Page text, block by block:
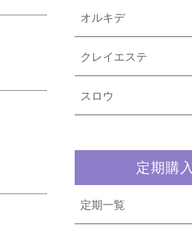
オルキデ
クレイエステ
スロウ
定期購入
定期一覧